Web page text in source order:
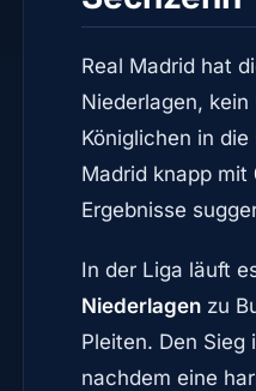
Real Madrid hat
Niederlagen,
Königlichen in
Madrid knapp mit
Ergebnisse
In der Liga läuft
Niederlagen zu
Pleiten. Den
nachdem eine